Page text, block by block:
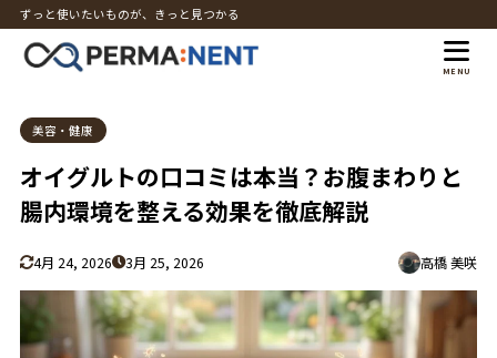
ずっと使いたいものが、きっと見つかる
MENU
美容・健康
オイグルトの口コミは本当？お腹まわりと
腸内環境を整える効果を徹底解説
4月 24, 2026 3月 25, 2026 高橋 美咲